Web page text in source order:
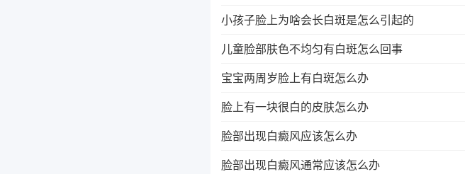
小孩子脸上为啥会长白斑是怎么引起的
儿童脸部肤色不均匀有白斑怎么回事
宝宝两周岁脸上有白斑怎么办
脸上有一块很白的皮肤怎么办
脸部出现白癜风应该怎么办
脸部出现白癜风通常应该怎么办